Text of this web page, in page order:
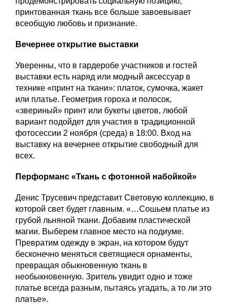
принтованная ткань все больше завоевывает
всеобщую любовь и признание.
Вечернее открытие выставки
Уверенны, что в гардеробе участников и гостей
выставки есть наряд или модный аксессуар в
технике «принт на ткани»: платок, сумочка, жакет
или платье. Геометрия гороха и полосок,
«звериный» принт или букеты цветов, любой
вариант подойдет для участия в традиционной
фотосессии 2 ноября (среда) в 18:00. Вход на
выставку на вечернее открытие свободный для
всех.
Перформанс «Ткань с фотонной набойкой»
Денис Трусевич представит Световую коллекцию, в
которой свет будет главным. «…Сошьем платье из
грубой льняной ткани. Добавим пластической
магии. Выберем главное место на подиуме.
Превратим одежду в экран, на котором будут
бесконечно меняться светящиеся орнаменты,
превращая обыкновенную ткань в
необыкновенную. Зритель увидит одно и тоже
платье всегда разным, пытаясь угадать, а то ли это
платье».